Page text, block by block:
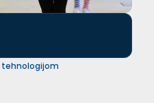
tehnologijom